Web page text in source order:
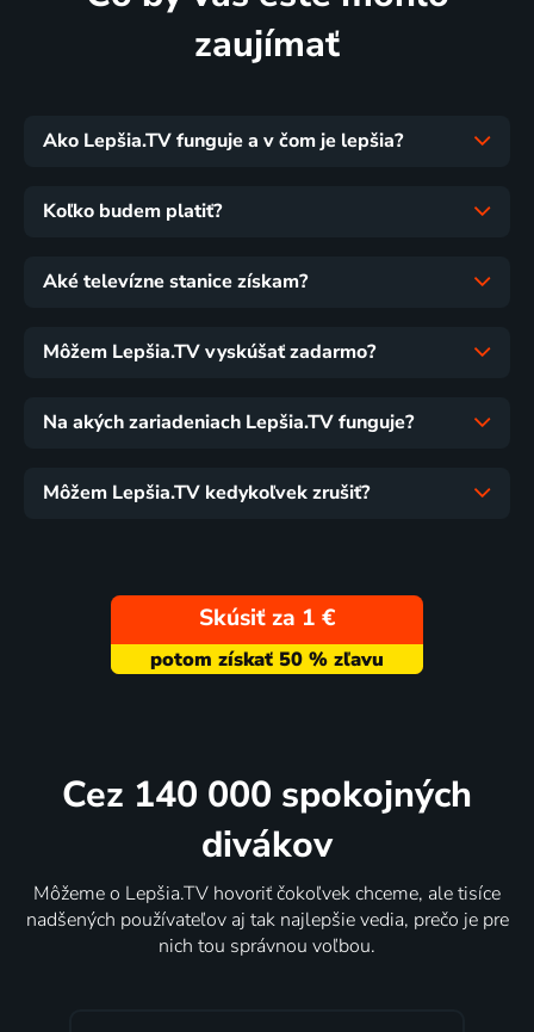
zaujímať
Ako Lepšia.TV funguje a v čom je lepšia?
Koľko budem platiť?
Aké televízne stanice získam?
Môžem Lepšia.TV vyskúšať zadarmo?
Na akých zariadeniach Lepšia.TV funguje?
Môžem Lepšia.TV kedykoľvek zrušiť?
Skúsiť za 1 €
Cez 140 000 spokojných
divákov
Môžeme o Lepšia.TV hovoriť čokoľvek chceme, ale tisíce
nadšených používateľov aj tak najlepšie vedia, prečo je pre
nich tou správnou voľbou.